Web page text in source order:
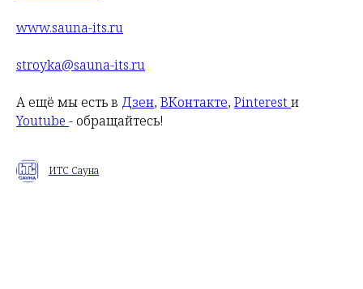
www.sauna-its.ru
stroyka@sauna-its.ru
А ещё мы есть в Дзен, ВКонтакте, Pinterest и
Youtube - обращайтесь!
ИТС Сауна